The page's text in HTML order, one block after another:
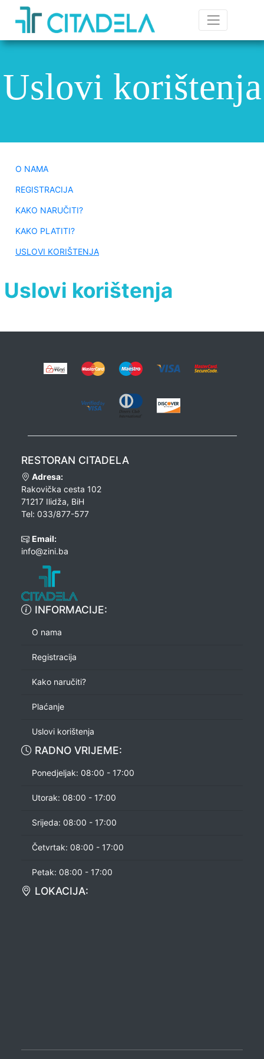
Uslovi korištenja
O NAMA
REGISTRACIJA
KAKO NARUČITI?
KAKO PLATITI?
USLOVI KORIŠTENJA
Uslovi korištenja
RESTORAN CITADELA
Adresa:
Rakovička cesta 102
71217 Ilidža, BiH
Tel: 033/877-577
Email:
info@zini.ba
INFORMACIJE:
O nama
Registracija
Kako naručiti?
Plaćanje
Uslovi korištenja
RADNO VRIJEME:
Ponedjeljak: 08:00 - 17:00
Utorak: 08:00 - 17:00
Srijeda: 08:00 - 17:00
Četvrtak: 08:00 - 17:00
Petak: 08:00 - 17:00
LOKACIJA: